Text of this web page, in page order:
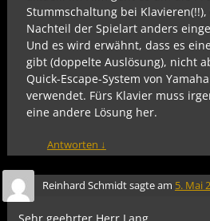
Stummschaltung bei
Nachteil der Spielart anders
Und es wird erwähnt, dass es
gibt (doppelte Auslösung), nicht
Quick-Escape-System von
verwendet. Fürs Klavier muss
eine andere Lösung her.
Antworten ↓
Reinhard Schmidtsagte am 5. Mai